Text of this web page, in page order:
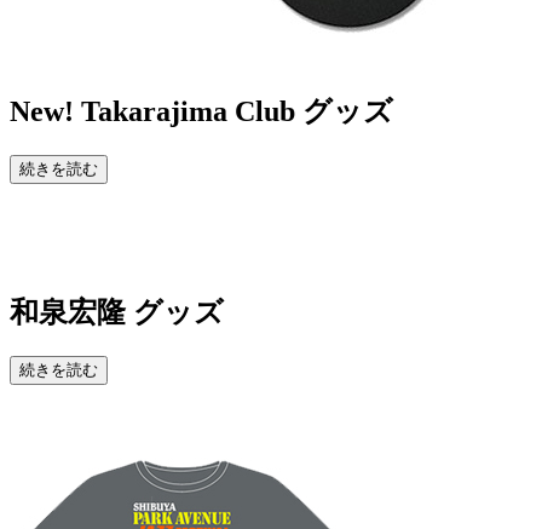
New! Takarajima Club グッズ
続きを読む
和泉宏隆 グッズ
続きを読む